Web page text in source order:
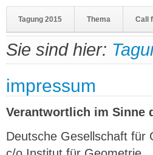
Tagung 2015 Thema Call
Sie sind hier:
impressum
Verantwortlich im Sinne
Deutsche Gesellschaft für